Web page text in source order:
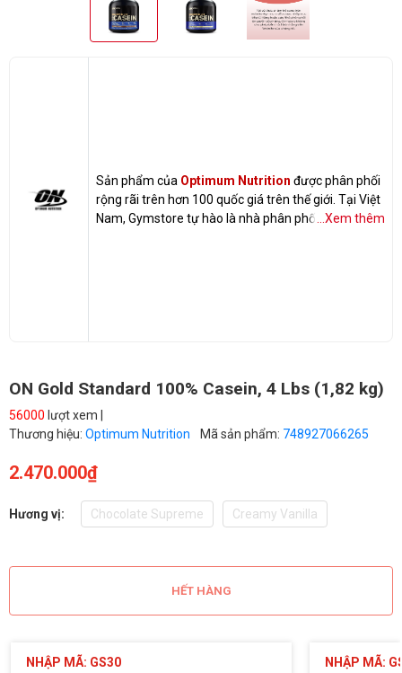
Sản phẩm của Optimum Nutrition được phân phối
rộng rãi trên hơn 100 quốc giá trên thế giới. Tại Việt
Nam, Gymstore tự hào là nhà phân phối các sản
...Xem thêm
ON Gold Standard 100% Casein, 4 Lbs (1,82 kg)
56000 lượt xem |
Thương hiệu: Optimum Nutrition Mã sản phẩm: 748927066265
2.470.000₫
Hương vị: Chocolate Supreme Creamy Vanilla
HẾT HÀNG
NHẬP MÃ: GS30 NHẬP MÃ: